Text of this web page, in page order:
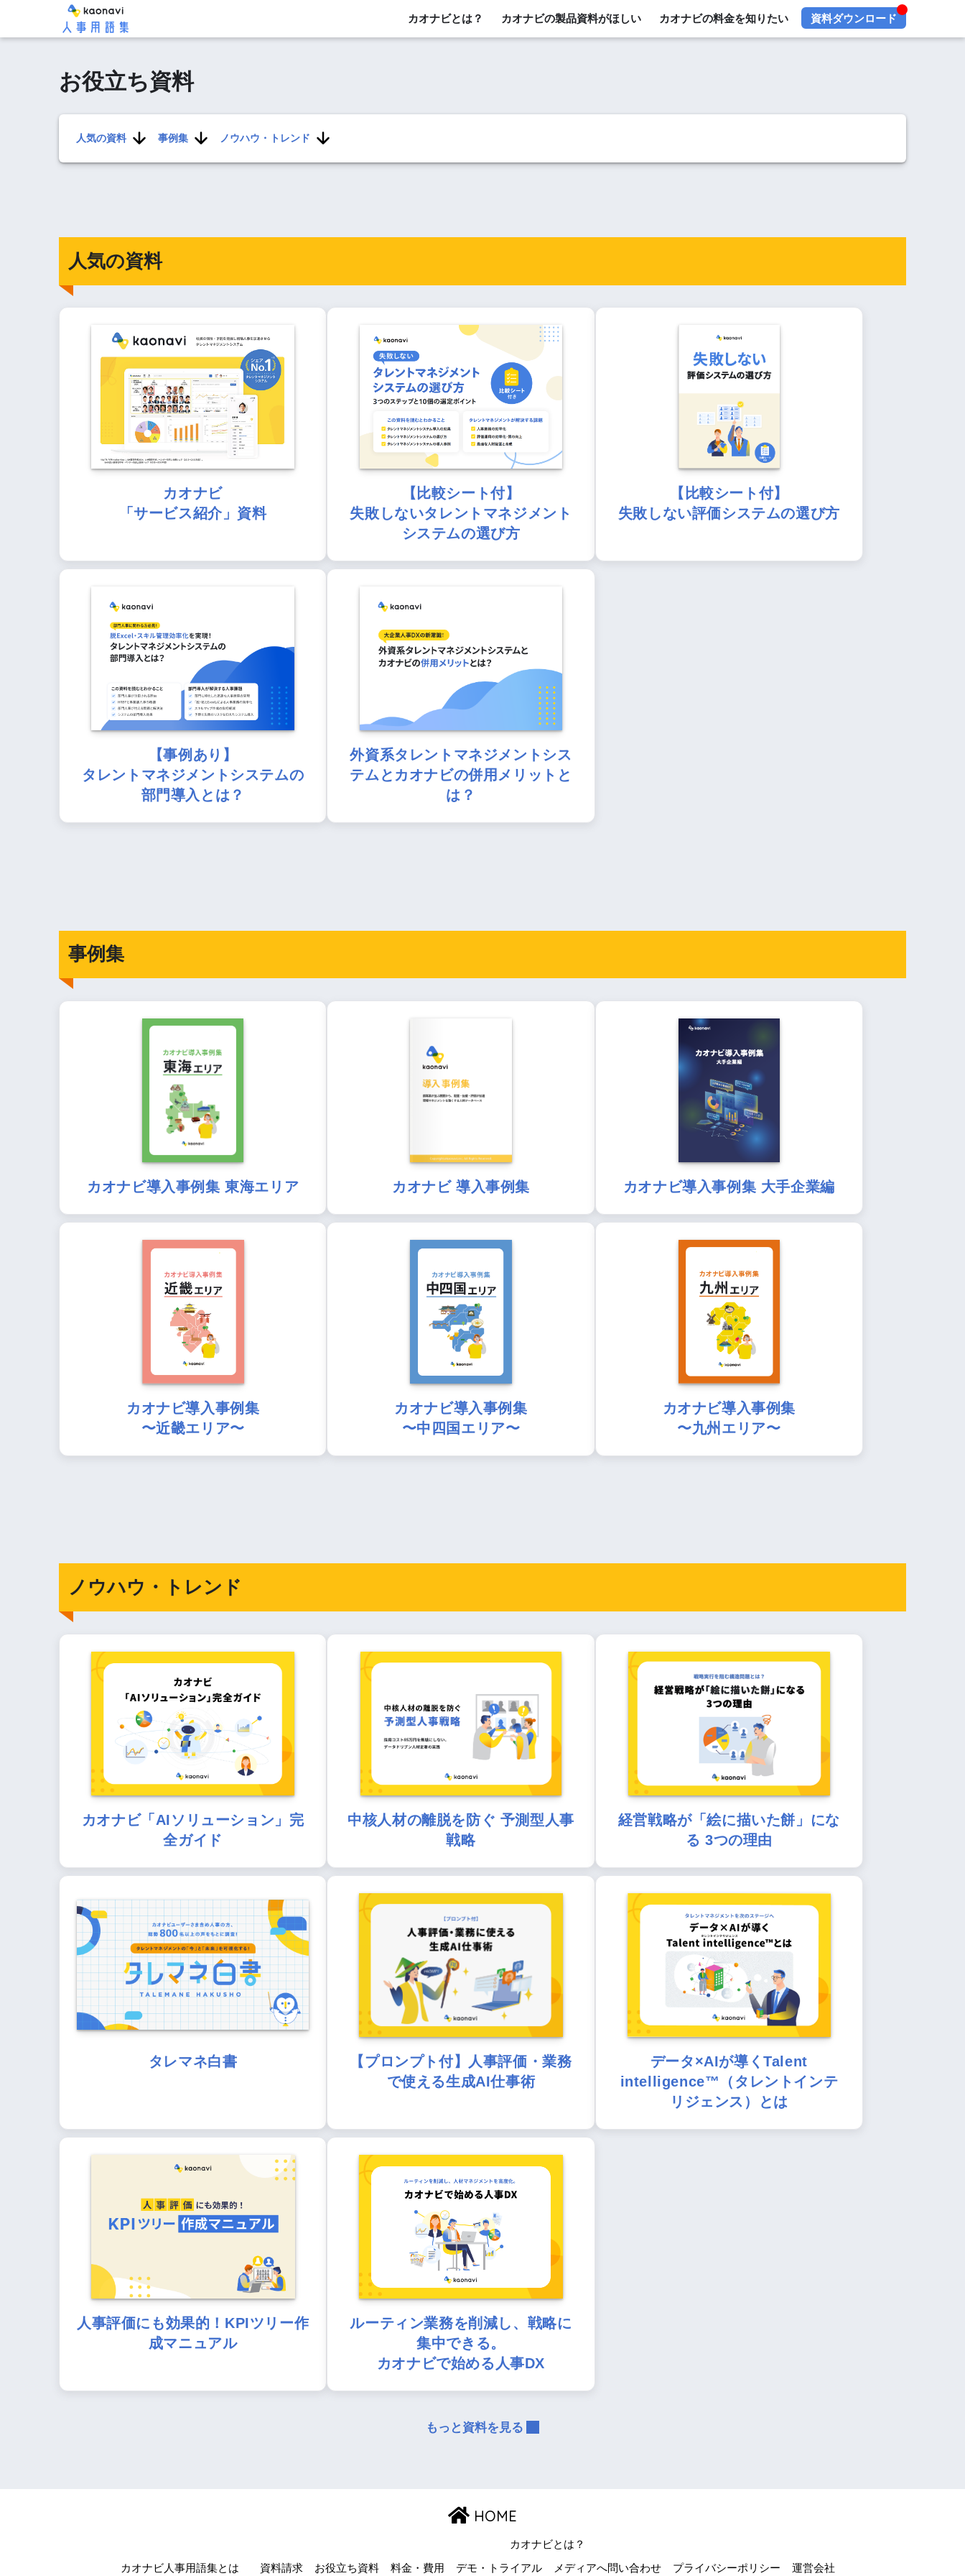
カオナビとは？ カオナビの製品資料がほしい カオナビの料金を知りたい 資料ダウンロード
お役立ち資料
人気の資料 事例集 ノウハウ・トレンド
人気の資料
カオナビ
「サービス紹介」資料
【比較シート付】
失敗しないタレントマネジメント
システムの選び方
【比較シート付】
失敗しない評価システムの選び方
【事例あり】
タレントマネジメントシステムの
部門導入とは？
外資系タレントマネジメントシス
テムとカオナビの併用メリットと
は？
事例集
カオナビ導入事例集 東海エリア カオナビ 導入事例集 カオナビ導入事例集 大手企業編
カオナビ導入事例集
〜近畿エリア〜
カオナビ導入事例集
〜中四国エリア〜
カオナビ導入事例集
〜九州エリア〜
ノウハウ・トレンド
カオナビ「AIソリューション」完
全ガイド
中核人材の離脱を防ぐ 予測型人事
戦略
経営戦略が「絵に描いた餅」にな
る 3つの理由
タレマネ白書
【プロンプト付】人事評価・業務
で使える生成AI仕事術
データ×AIが導くTalent
intelligence™（タレントインテ
リジェンス）とは
人事評価にも効果的！KPIツリー作
成マニュアル
ルーティン業務を削減し、戦略に
集中できる。
カオナビで始める人事DX
もっと資料を見る
HOME
カオナビ人事用語集とは
カオナビとは？
資料請求 お役立ち資料 料金・費用 デモ・トライアル メディアへ問い合わせ プライバシーポリシー 運営会社